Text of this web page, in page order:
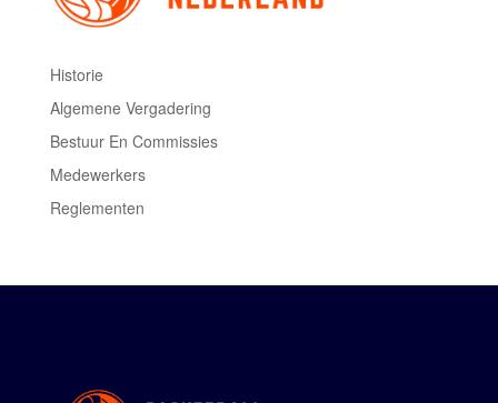
Historie
Algemene Vergadering
Bestuur En Commissies
Medewerkers
Reglementen